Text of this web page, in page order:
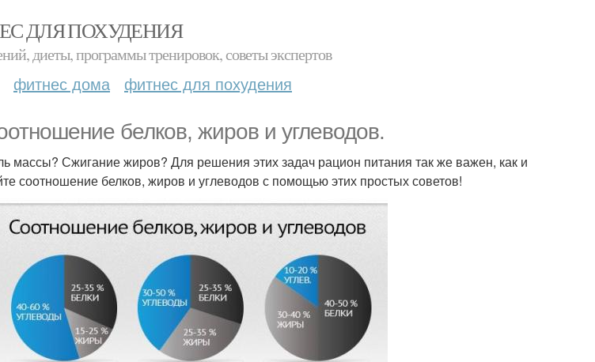
ДЛЯ ПОХУДЕНИЯ
диеты, программы тренировок, советы экспертов
фитнес дома фитнес для похудения
белков, жиров и углеводов.
массы? Сжигание жиров? Для решения этих задач рацион питания так же важен, как и
соотношение белков, жиров и углеводов с помощью этих простых советов!